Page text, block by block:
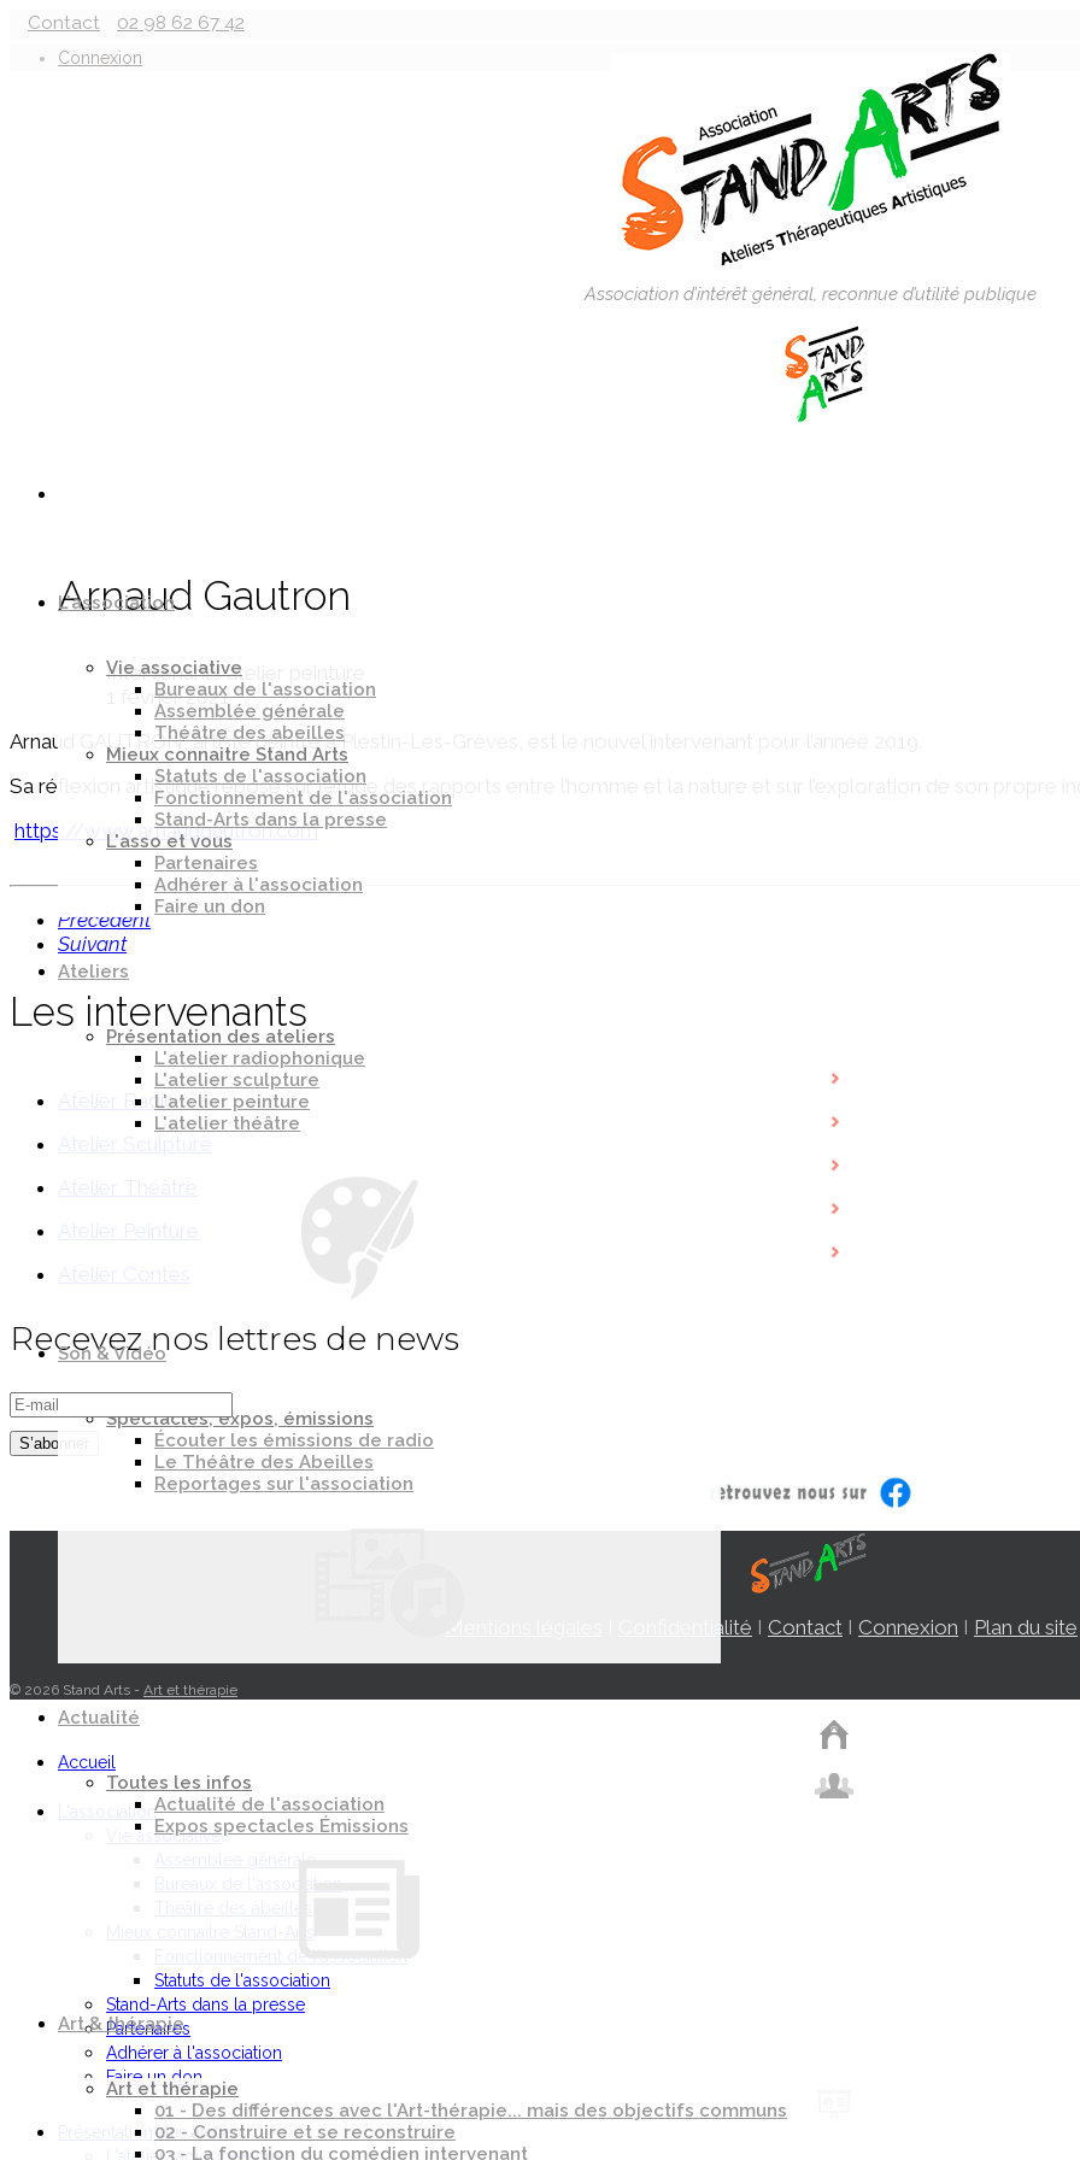
Contact 02 98 62 67 42
Connexion
Association d’intérêt général, reconnue d’utilité publique
L'association
Vie associative
Bureaux de l'association
Assemblée générale
Théâtre des abeilles
Mieux connaitre Stand Arts
Statuts de l'association
Fonctionnement de l'association
Stand-Arts dans la presse
L'asso et vous
Partenaires
Adhérer à l'association
Faire un don
Ateliers
Présentation des ateliers
L'atelier radiophonique
L'atelier sculpture
L'atelier peinture
L'atelier théâtre
Son & Vidéo
Spectacles, expos, émissions
Écouter les émissions de radio
Le Théâtre des Abeilles
Reportages sur l'association
Actualité
Toutes les infos
Actualité de l'association
Expos spectacles Émissions
Art & thérapie
Art et thérapie
01 - Des différences avec l'Art-thérapie... mais des objectifs communs
02 - Construire et se reconstruire
03 - La fonction du comédien intervenant
Arnaud Gautron
Intervenants atelier peinture
1 février 2021
Arnaud GAUTRON, artiste peintre à Plestin-Les-Grèves, est le nouvel intervenant pour l’année 2019.
Sa réflexion artistique repose sur l’étude des rapports entre l’homme et la nature et sur l’exploration de son propre
https://www.arnaudgautron.com
Précédent
Suivant
Les intervenants
Atelier Radio
Recevez nos lettres de news
Confidentialité I Contact I Connexion I Plan du site
© 2026 Stand Arts - Art et thérapie
Accueil
L'association
Vie associative
Statuts de l'association
Stand-Arts dans la presse
Partenaires
Adhérer à l'association
Faire un don
Présentation des ateliers